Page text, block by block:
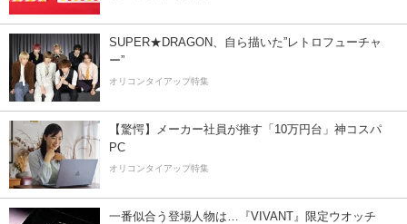
SUPER★DRAGON、自ら描いた”レトロフューチャ
ー”
オリコンタイアップ特集
【驚愕】メーカー社員が推す「10万円台」神コスパ
PC
オリコンタイアップ特集
一番似合う登場人物は…『VIVANT』限定ウオッチ